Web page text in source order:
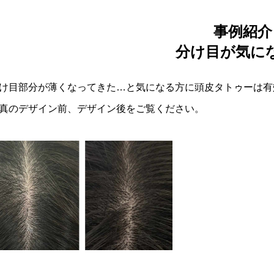
事例紹介
分け目が気に
目部分が薄くなってきた…と気になる方に頭皮タトゥーは有
のデザイン前、デザイン後をご覧ください。